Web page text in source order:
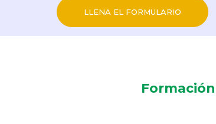
LLENA EL FORMULARIO